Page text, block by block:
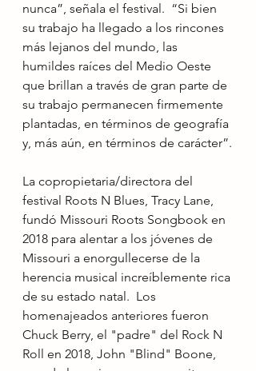
nunca”, señala el festival.  “Si bien
su trabajo ha llegado a los rincones
más lejanos del mundo, las
humildes raíces del Medio Oeste
que brillan a través de gran parte de
su trabajo permanecen firmemente
plantadas, en términos de geografía
y, más aún, en términos de carácter”.
La copropietaria/directora del
festival Roots N Blues, Tracy Lane,
fundó Missouri Roots Songbook en
2018 para alentar a los jóvenes de
Missouri a enorgullecerse de la
herencia musical increíblemente rica
de su estado natal.  Los
homenajeados anteriores fueron
Chuck Berry, el "padre" del Rock N
Roll en 2018, John "Blind" Boone,